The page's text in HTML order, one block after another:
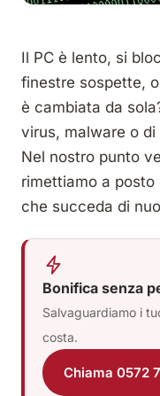
Il PC è lento, si
finestre sospette,
è cambiata da
virus, malware o
Nel nostro punto
rimettiamo a
che succeda di
Bonifica senza
Salvaguardiamo i
costa.
Chiama 0572